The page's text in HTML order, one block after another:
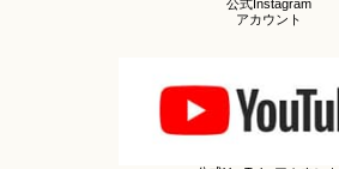
公式Instagram
アカウント